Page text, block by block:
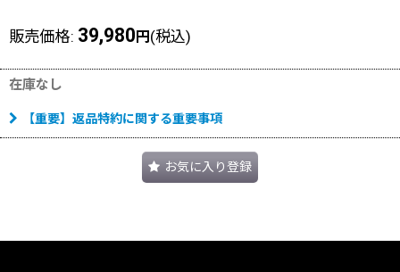
販売価格: 39,980 円 (税込)
在庫なし
【重要】返品特約に関する重要事項
お気に入り登録